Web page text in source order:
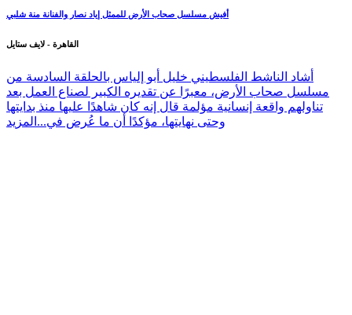
أفيش مسلسل صحاب الأرض للممثل إياد نصار والفنانة منة شلبي
القاهرة - لايف ستايل
أشاد الناشط الفلسطيني خليل أبو إلياس بالحلقة السادسة من
مسلسل صحاب الأرض، معبرًا عن تقديره الكبير لصناع العمل بعد
تناولهم واقعة إنسانية مؤلمة قال إنه كان شاهدًا عليها منذ بدايتها
وحتى نهايتها، مؤكدًا أن ما عُرض في... المزيد